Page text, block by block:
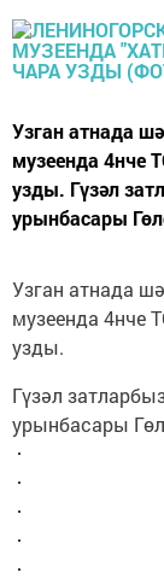
Узган атнада
музеенда 4нче
узды. Гүзәл
урынбасары
Узган атнада
музеенда 4нче
узды.
Гүзәл
урынбасары